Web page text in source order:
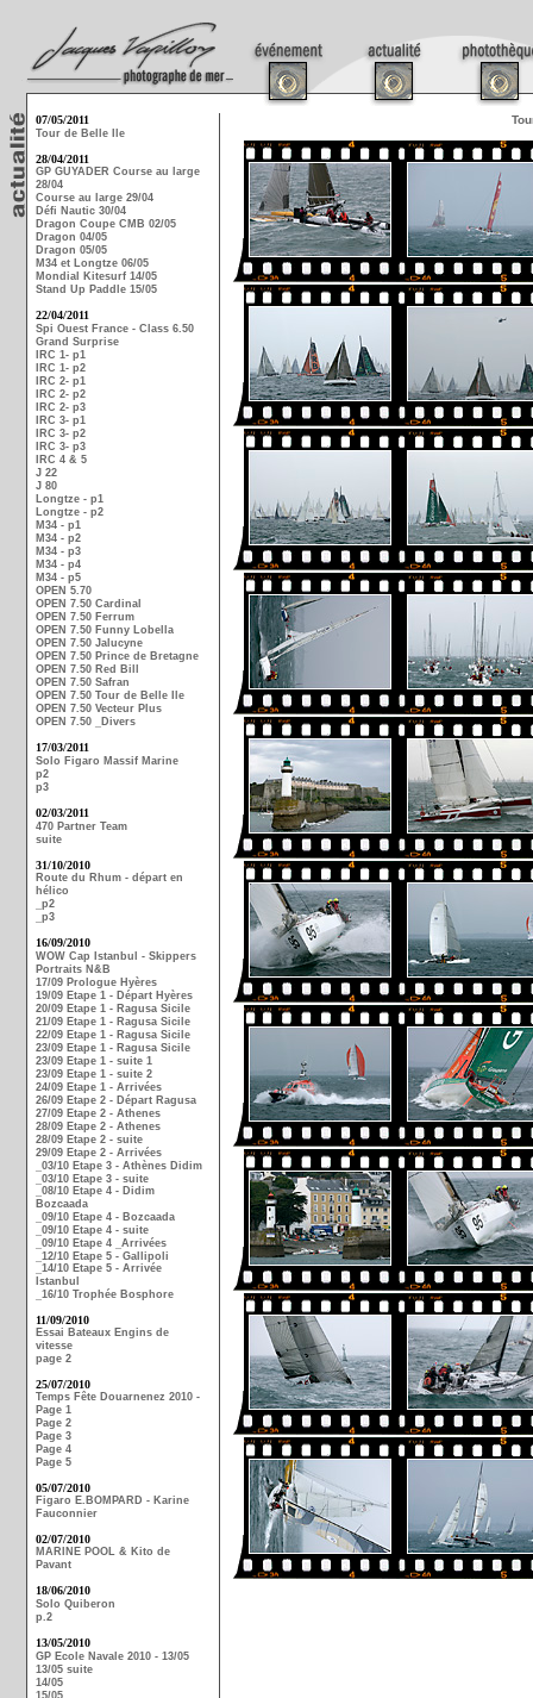
07/05/2011
Tour de Belle Ile
28/04/2011
GP GUYADER Course au large
28/04
Course au large 29/04
Défi Nautic 30/04
Dragon Coupe CMB 02/05
Dragon 04/05
Dragon 05/05
M34 et Longtze 06/05
Mondial Kitesurf 14/05
Stand Up Paddle 15/05
22/04/2011
Spi Ouest France - Class 6.50
Grand Surprise
IRC 1- p1
IRC 1- p2
IRC 2- p1
IRC 2- p2
IRC 2- p3
IRC 3- p1
IRC 3- p2
IRC 3- p3
IRC 4 & 5
J 22
J 80
Longtze - p1
Longtze - p2
M34 - p1
M34 - p2
M34 - p3
M34 - p4
M34 - p5
OPEN 5.70
OPEN 7.50 Cardinal
OPEN 7.50 Ferrum
OPEN 7.50 Funny Lobella
OPEN 7.50 Jalucyne
OPEN 7.50 Prince de Bretagne
OPEN 7.50 Red Bill
OPEN 7.50 Safran
OPEN 7.50 Tour de Belle Ile
OPEN 7.50 Vecteur Plus
OPEN 7.50 _Divers
17/03/2011
Solo Figaro Massif Marine
p2
p3
02/03/2011
470 Partner Team
suite
31/10/2010
Route du Rhum - départ en
hélico
_p2
_p3
16/09/2010
WOW Cap Istanbul - Skippers
Portraits N&B
17/09 Prologue Hyères
19/09 Etape 1 - Départ Hyères
20/09 Etape 1 - Ragusa Sicile
21/09 Etape 1 - Ragusa Sicile
22/09 Etape 1 - Ragusa Sicile
23/09 Etape 1 - Ragusa Sicile
23/09 Etape 1 - suite 1
23/09 Etape 1 - suite 2
24/09 Etape 1 - Arrivées
26/09 Etape 2 - Départ Ragusa
27/09 Etape 2 - Athenes
28/09 Etape 2 - Athenes
28/09 Etape 2 - suite
29/09 Etape 2 - Arrivées
_03/10 Etape 3 - Athènes Didim
_03/10 Etape 3 - suite
_08/10 Etape 4 - Didim
Bozcaada
_09/10 Etape 4 - Bozcaada
_09/10 Etape 4 - suite
_09/10 Etape 4 _Arrivées
_12/10 Etape 5 - Gallipoli
_14/10 Etape 5 - Arrivée
Istanbul
_16/10 Trophée Bosphore
11/09/2010
Essai Bateaux Engins de
vitesse
page 2
25/07/2010
Temps Fête Douarnenez 2010 -
Page 1
Page 2
Page 3
Page 4
Page 5
05/07/2010
Figaro E.BOMPARD - Karine
Fauconnier
02/07/2010
MARINE POOL & Kito de
Pavant
18/06/2010
Solo Quiberon
p.2
13/05/2010
GP Ecole Navale 2010 - 13/05
13/05 suite
14/05
15/05